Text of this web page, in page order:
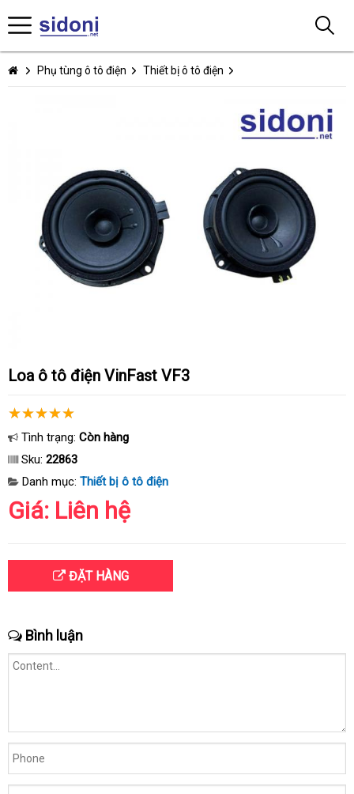
Phụ tùng ô tô điện Thiết bị ô tô điện
Loa ô tô điện VinFast VF3
Tình trạng: Còn hàng
Sku: 22863
Danh mục: Thiết bị ô tô điện
Giá: Liên hệ
ĐẶT HÀNG
Bình luận